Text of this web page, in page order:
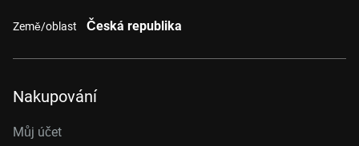
Země/oblast Česká republika
Nakupování
Můj účet